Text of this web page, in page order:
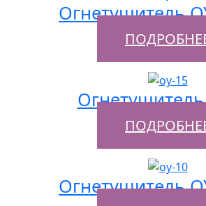
Огнетушитель
Огнетушитель